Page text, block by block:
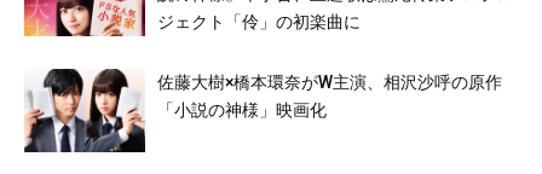
ジェクト「伶」の初楽曲に
佐藤大樹×橋本環奈がW主演、相沢沙呼の原作
「小説の神様」映画化